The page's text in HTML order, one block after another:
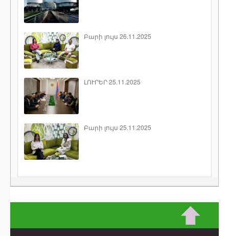
Բարի լույս 26.11.2025
ԼՈՒՐԵՐ 25.11.2025
Բարի լույս 25.11.2025